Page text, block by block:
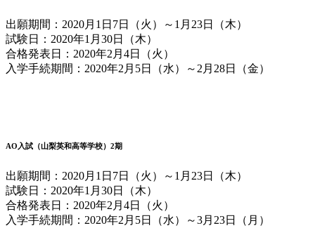
出願期間：2020月1日7日（火）～1月23日（木）
試験日：2020年1月30日（木）
合格発表日：2020年2月4日（火）
入学手続期間：2020年2月5日（水）～2月28日（金）
AO入試（山梨英和高等学校）2期
出願期間：2020月1日7日（火）～1月23日（木）
試験日：2020年1月30日（木）
合格発表日：2020年2月4日（火）
入学手続期間：2020年2月5日（水）～3月23日（月）